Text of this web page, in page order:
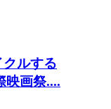
ルする
映画祭....